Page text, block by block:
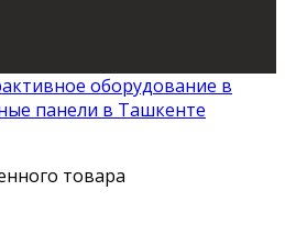
оборудование в
панели в Ташкенте
товара